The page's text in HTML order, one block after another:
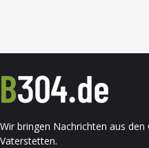
Wir bringen Nachrichten aus
Vaterstetten.